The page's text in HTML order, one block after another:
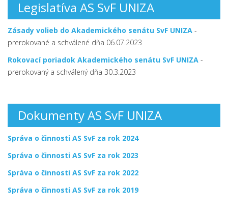
Legislatíva AS SvF UNIZA
Zásady volieb do Akademického senátu SvF UNIZA -
prerokované a schválené dňa 06.07.2023
Rokovací poriadok Akademického senátu SvF UNIZA -
prerokovaný a schválený dňa 30.3.2023
Dokumenty AS SvF UNIZA
Správa o činnosti AS SvF za rok 2024
Správa o činnosti AS SvF za rok 2023
Správa o činnosti AS SvF za rok 2022
Správa o činnosti AS SvF za rok 2019